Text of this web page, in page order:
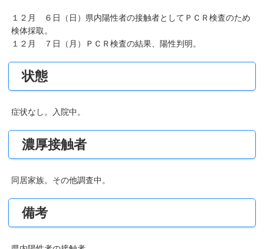
１２月 ６日（日）県内陽性者の接触者としてＰＣＲ検査のため
検体採取。
１２月 ７日（月）ＰＣＲ検査の結果、陽性判明。
状態
症状なし。入院中。
濃厚接触者
同居家族。その他調査中。
備考